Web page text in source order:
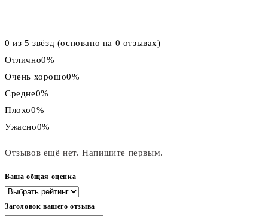
0 из 5 звёзд (основано на 0 отзывах)
Отлично0%
Очень хорошо0%
Средне0%
Плохо0%
Ужасно0%
Отзывов ещё нет. Напишите первым.
Ваша общая оценка
Заголовок вашего отзыва